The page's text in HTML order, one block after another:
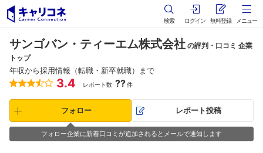
検索 ログイン 無料登録 メニュー
サンゴバン・ティーエム株式会社 の評判・口コミ 企業
トップ
年収から採用情報（転職・新卒就職）まで
3.4 レポート数 ??件
フォロー レポート投稿
フォロー企業に新着口コミが追加されるとメールで通知します